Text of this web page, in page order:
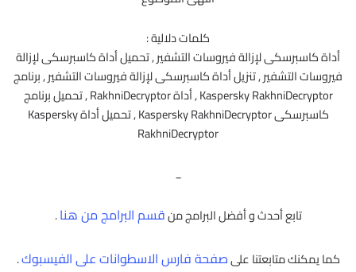
كلمات دلالية :
أداة كاسبرسكى لإزالة فيروسات التشفير , تحميل أداة كاسبرسكى لإزالة
فيروسات التشفير , تنزيل أداة كاسبرسكى لإزالة فيروسات التشفير , برنامج
Kaspersky RakhniDecryptor , أداة RakhniDecryptor , تحميل برنامج
كاسبرسكى Kaspersky RakhniDecryptor , تحميل أداة Kaspersky
RakhniDecryptor
_
تابع أحدث و أفضل البرامج منقسم البرامج من هنا.
كما يمكنك متابعتنا علىصفحة فارس الاسطوانات على الفيسبوك.